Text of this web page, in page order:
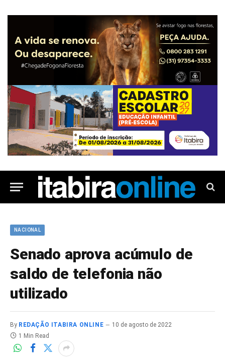
NACIONAL
Senado aprova acúmulo de
saldo de telefonia não
utilizado
By REDAÇÃO ITABIRA ONLINE
10 de agosto de 2022
1 Min Read